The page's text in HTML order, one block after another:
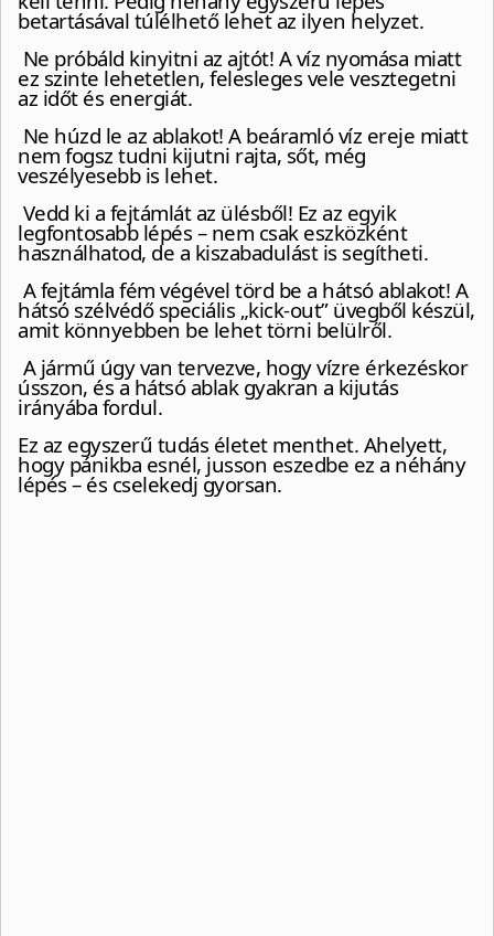
betartásával túlélhető lehet az ilyen helyzet.
Ne próbáld kinyitni az ajtót! A víz nyomása miatt
ez szinte lehetetlen, felesleges vele vesztegetni
az időt és energiát.
Ne húzd le az ablakot! A beáramló víz ereje miatt
nem fogsz tudni kijutni rajta, sőt, még
veszélyesebb is lehet.
Vedd ki a fejtámlát az ülésből! Ez az egyik
legfontosabb lépés – nem csak eszközként
használhatod, de a kiszabadulást is segítheti.
A fejtámla fém végével törd be a hátsó ablakot! A
hátsó szélvédő speciális „kick-out” üvegből készül,
amit könnyebben be lehet törni belülről.
A jármű úgy van tervezve, hogy vízre érkezéskor
ússzon, és a hátsó ablak gyakran a kijutás
irányába fordul.
Ez az egyszerű tudás életet menthet. Ahelyett,
hogy pánikba esnél, jusson eszedbe ez a néhány
lépés – és cselekedj gyorsan.